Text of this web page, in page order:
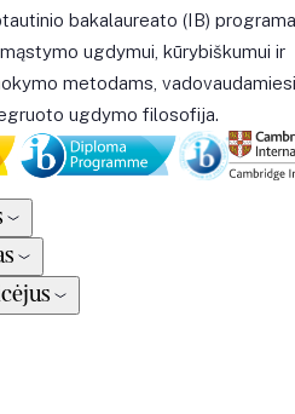
bakalaureato (IB)
ugdymui, kūrybiškumui ir
metodams, vadovaudamiesi
ugdymo filosofija.